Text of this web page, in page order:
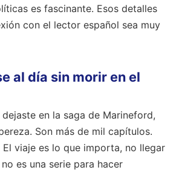
es fascinante. Esos detalles
con el lector español sea muy
al día sin morir en el
en la saga de Marineford,
Son más de mil capítulos.
El viaje es lo que importa, no llegar
es una serie para hacer